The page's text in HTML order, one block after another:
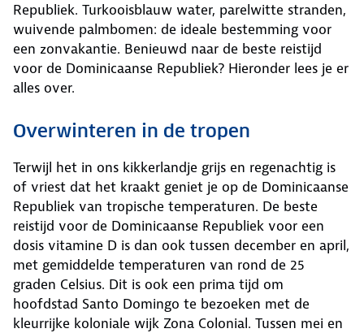
Republiek. Turkooisblauw water, parelwitte stranden,
wuivende palmbomen: de ideale bestemming voor
een zonvakantie. Benieuwd naar de beste reistijd
voor de Dominicaanse Republiek? Hieronder lees je er
alles over.
Overwinteren in de tropen
Terwijl het in ons kikkerlandje grijs en regenachtig is
of vriest dat het kraakt geniet je op de Dominicaanse
Republiek van tropische temperaturen. De beste
reistijd voor de Dominicaanse Republiek voor een
dosis vitamine D is dan ook tussen december en april,
met gemiddelde temperaturen van rond de 25
graden Celsius. Dit is ook een prima tijd om
hoofdstad Santo Domingo te bezoeken met de
kleurrijke koloniale wijk Zona Colonial. Tussen mei en